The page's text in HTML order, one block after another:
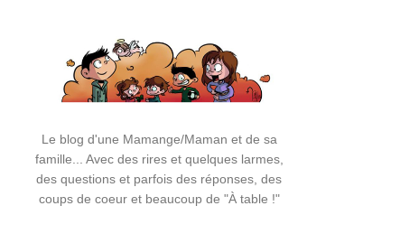
Le blog d'une Mamange/Maman et de sa
famille... Avec des rires et quelques larmes,
des questions et parfois des réponses, des
coups de coeur et beaucoup de "À table !"